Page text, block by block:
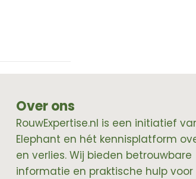
Over ons
RouwExpertise.nl is een initiatief
Elephant en hét kennisplatform
en verlies. Wij bieden betrouwbare
informatie en praktische hulp voor